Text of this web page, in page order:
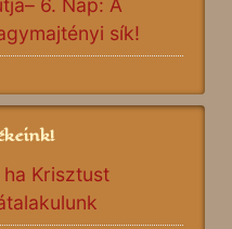
6. Nap: A
sík!
Krisztust